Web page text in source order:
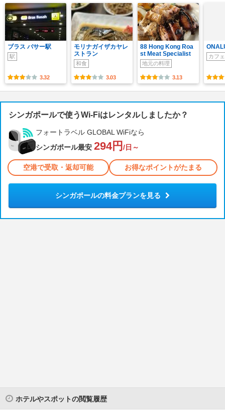
ブラス バサー駅
駅
3.32
モリナガイザカヤレ
ストラン
和食
3.03
88 Hong Kong Roa
st Meat Specialist
地元の料理
3.13
カフェ
シンガポールで使うWi-Fiはレンタルしましたか？
フォートラベル GLOBAL WiFiなら
シンガポール最安 294円 /日～
空港で受取・返却可能 お得なポイントがたまる
シンガポールの料金プランを見る
ホテルやスポットの閲覧履歴